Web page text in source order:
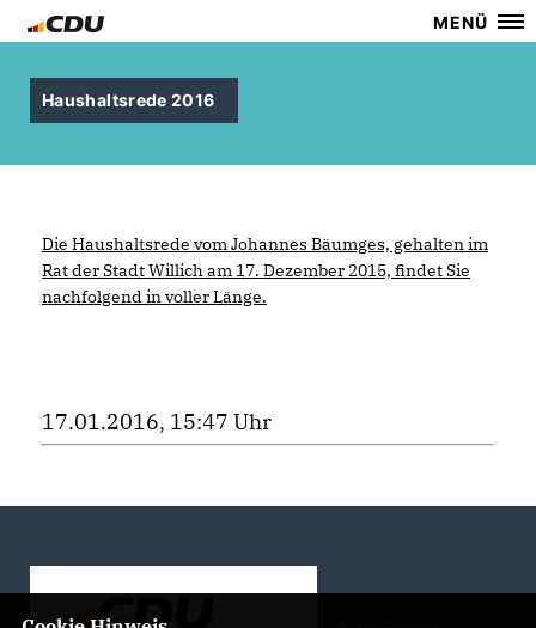
MENÜ
Haushaltsrede 2016
Die Haushaltsrede vom Johannes Bäumges, gehalten im
Rat der Stadt Willich am 17. Dezember 2015, findet Sie
nachfolgend in voller Länge.
17.01.2016, 15:47 Uhr